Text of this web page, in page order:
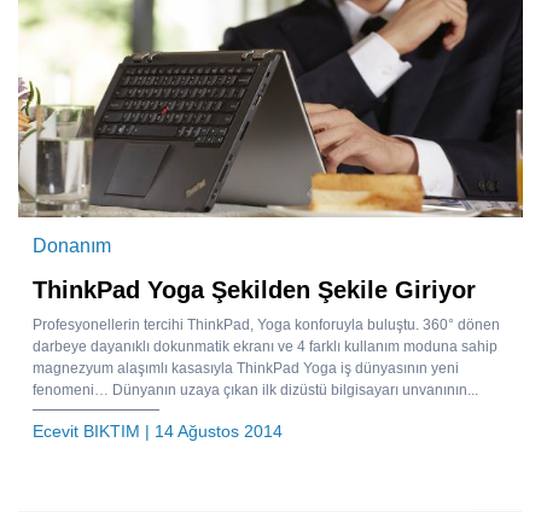
Donanım
ThinkPad Yoga Şekilden Şekile Giriyor
Profesyonellerin tercihi ThinkPad, Yoga konforuyla buluştu. 360° dönen
darbeye dayanıklı dokunmatik ekranı ve 4 farklı kullanım moduna sahip
magnezyum alaşımlı kasasıyla ThinkPad Yoga iş dünyasının yeni
fenomeni… Dünyanın uzaya çıkan ilk dizüstü bilgisayarı unvanının...
Ecevit BIKTIM | 14 Ağustos 2014